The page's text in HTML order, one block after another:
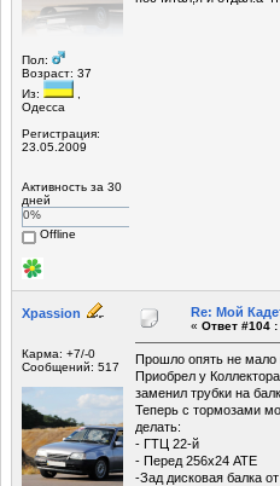
Пол:
Возраст: 37
Из:
Одесса
Регистрация:
23.05.2009
Активность за 30
дней
0%
Offline
Xpassion
Карма: +7/-0
Сообщений: 517
Re: Мой
« Ответ #104 :
Прошло опять не мало
Приобрел у
заменил трубки на
Теперь с тормозами
делать:
- ГТЦ 22-й
- Перед 256х24 АТЕ
-Зад дисковая балка